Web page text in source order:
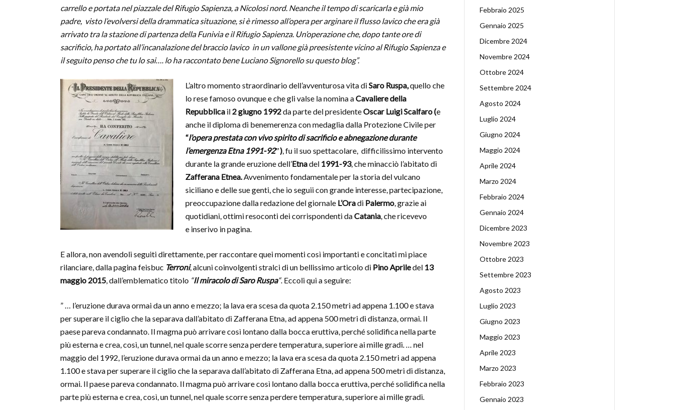
carrello e portata nel piazzale del Rifugio Sapienza, a Nicolosi nord. Neanche il tempo di scaricarla e già mio
padre, visto l’evolversi della drammatica situazione, si è rimesso all’opera per arginare il flusso lavico che era già
arrivato tra la stazione di partenza della Funivia e il Rifugio Sapienza. Un’operazione che, dopo tante ore di
sacrificio, ha portato all’incanalazione del braccio lavico in un vallone già preesistente vicino al Rifugio Sapienza e
il seguito penso che tu lo sai…. lo ha raccontato bene Luciano Signorello su questo blog”.
L’altro momento straordinario dell’avventurosa vita diSaro Ruspa,quello che
lo rese famoso ovunque e che gli valse la nomina aCavaliere della
Repubblica il 2 giugno 1992da parte del presidenteOscar Luigi Scalfaro (e
anche il diploma di benemerenza con medaglia dalla Protezione Civile per
“l’opera prestata con vivo spirito di sacrificio e abnegazione durante
l’emergenza Etna 1991-92″), fu il suo spettacolare, difficilissimo intervento
durante la grande eruzione dell’Etnadel 1991-93, che minacciò l’abitato di
Zafferana Etnea.Avvenimento fondamentale per la storia del vulcano
siciliano e delle sue genti, che io seguii con grande interesse, partecipazione,
preoccupazione dalla redazione del giornale L’Oradi Palermo, grazie ai
quotidiani, ottimi resoconti dei corrispondenti daCatania, che ricevevo
e inserivo in pagina.
E allora, non avendoli seguiti direttamente, per raccontare quei momenti così importanti e concitati mi piace
rilanciare, dalla pagina feisbuc Terroni, alcuni coinvolgenti stralci di un bellissimo articolo di Pino Apriledel 13
maggio 2015, dall’emblematico titolo “Il miracolo di Saro Ruspa“. Eccoli qui a seguire:
” … l’eruzione durava ormai da un anno e mezzo; la lava era scesa da quota 2.150 metri ad appena 1.100 e stava
per superare il ciglio che la separava dall’abitato di Zafferana Etna, ad appena 500 metri di distanza, ormai. Il
paese pareva condannato. Il magma può arrivare così lontano dalla bocca eruttiva, perché solidifica nella parte
più esterna e crea, così, un tunnel, nel quale scorre senza perdere temperatura, superiore ai mille gradi. … nel
maggio del 1992, l’eruzione durava ormai da un anno e mezzo; la lava era scesa da quota 2.150 metri ad appena
1.100 e stava per superare il ciglio che la separava dall’abitato di Zafferana Etna, ad appena 500 metri di distanza,
ormai. Il paese pareva condannato. Il magma può arrivare così lontano dalla bocca eruttiva, perché solidifica nella
parte più esterna e crea, così, un tunnel, nel quale scorre senza perdere temperatura, superiore ai mille gradi.
Febbraio 2025
Gennaio 2025
Dicembre 2024
Novembre 2024
Ottobre 2024
Settembre 2024
Agosto 2024
Luglio 2024
Giugno 2024
Maggio 2024
Aprile 2024
Marzo 2024
Febbraio 2024
Gennaio 2024
Dicembre 2023
Novembre 2023
Ottobre 2023
Settembre 2023
Agosto 2023
Luglio 2023
Giugno 2023
Maggio 2023
Aprile 2023
Marzo 2023
Febbraio 2023
Gennaio 2023